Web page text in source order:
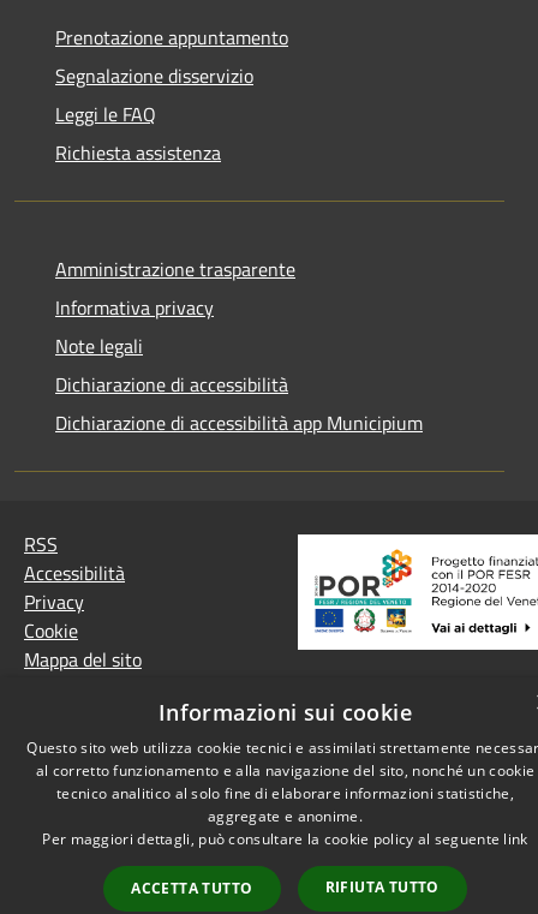
Prenotazione appuntamento
Segnalazione disservizio
Leggi le FAQ
Richiesta assistenza
Amministrazione trasparente
Informativa privacy
Note legali
Dichiarazione di accessibilità
Dichiarazione di accessibilità app Municipium
RSS
Accessibilità
Privacy
Cookie
Mappa del sito
Informazioni sui cookie
Questo sito web utilizza cookie tecnici e assimilati strettamente
al corretto funzionamento e alla navigazione del sito, nonché un cookie
tecnico analitico al solo fine di elaborare informazioni statistiche,
aggregate e anonime.
Per maggiori dettagli, può consultare la cookie policy al seguente link
ACCETTA TUTTO RIFIUTA TUTTO